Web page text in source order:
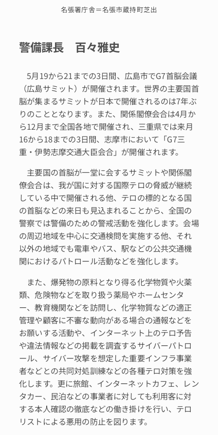
名張署庁舎＝名張市蔵持町芝出
警備課長 百々雅史
5月19から21までの3日間、広島市でG7首脳会議
（広島サミット）が開催されます。世界の主要国首
脳が集まるサミットが日本で開催されるのは7年ぶ
りのこととなります。また、関係閣僚会合は4月か
ら12月まで全国各地で開催され、三重県では来月
16から18までの3日間、志摩市において「G7三
重・伊勢志摩交通大臣会合」が開催されます。
主要国の首脳が一堂に会するサミットや関係閣
僚会合は、我が国に対する国際テロの脅威が継続
している中で開催される他、テロの標的となる国
の首脳などの来日も見込まれることから、全国の
警察では警備のための警戒活動を強化します。会場
の周辺地域を中心に交通検問を実施する他、それ
以外の地域でも電車やバス、駅などの公共交通機
関におけるパトロール活動などを強化します。
また、爆発物の原料となり得る化学物質や火薬
類、危険物などを取り扱う薬局やホームセンタ
ー、教育機関などを訪問し、化学物質などの適正
管理や顧客に不審な動向がある場合の通報などを
お願いする活動や、インターネット上のテロ予告
や違法情報などの掲載を調査するサイバーパトロ
ール、サイバー攻撃を想定した重要インフラ事業
者などとの共同対処訓練などの各種テロ対策を強
化します。更に旅館、インターネットカフェ、レン
タカー、民泊などの事業者に対しても利用客に対
する本人確認の徹底などの働き掛けを行い、テロ
リストによる悪用の防止を図ります。